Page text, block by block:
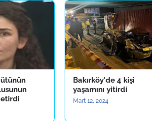
Bakırköy'de 4 kişi
yaşamını yitirdi
Mart 12, 2024